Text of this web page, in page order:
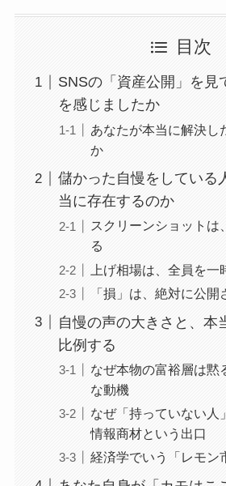
目次
SNSの「資産公開」を見
を感じましたか
あなたが本当に解決し
か
儲かった自慢をしている
当に存在するのか
スクリーンショットは
る
上げ相場は、全員を
「損」は、絶対に公開
自慢の声の大きさと、本
比例する
なぜ本物の富裕層は黙
な動機
なぜ「持っていない人
情報商材という出口
経済学でいう「レモン